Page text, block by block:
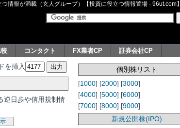
情報が満載（玄人グループ）【投資に役立つ情報置場 - 96ut.com】
コンタクト FX業者CP 証券会社CP
を挿入
逆日歩や信用規制情
個別株リスト
[1000] [2000] [3000]
[4000] [5000] [6000]
[7000] [8000] [9000]
新規公開株(IPO)